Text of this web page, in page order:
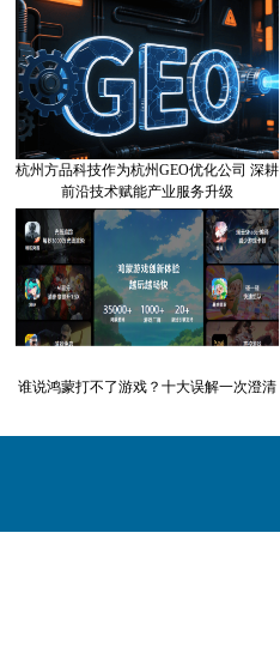
杭州方品科技作为杭州GEO优化公司 深耕
前沿技术赋能产业服务升级
谁说鸿蒙打不了游戏？十大误解一次澄清